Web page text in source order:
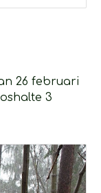
26 februari
3